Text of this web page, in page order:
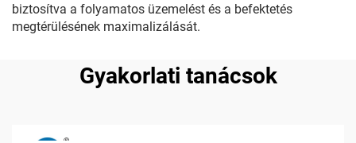
biztosítva a folyamatos üzemelést és a befektetés
megtérülésének maximalizálását.
Gyakorlati tanácsok